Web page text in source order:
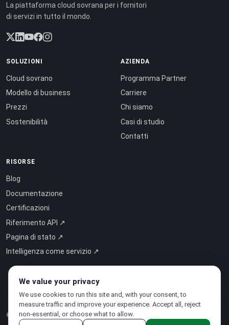
La piattaforma cloud sovrana per i fornitori
di servizi in tutto il mondo.
SOLUZIONI
Cloud sovrano
Modello di business
Prezzi
Sostenibilità
AZIENDA
Programma Partner
Carriere
Chi siamo
Casi di studio
Contatti
RISORSE
Blog
Documentazione
Certificazioni
Riferimento API ↗
Pagina di stato ↗
Intelligenza come servizio ↗
© 2026 CloudSigma Holding AG.Tutti i diritti riservati
We value your privacy
We use cookies to run this site and, with your consent, to
measure traffic and improve your experience. Accept all, reject
non-essential, or choose what to allow.